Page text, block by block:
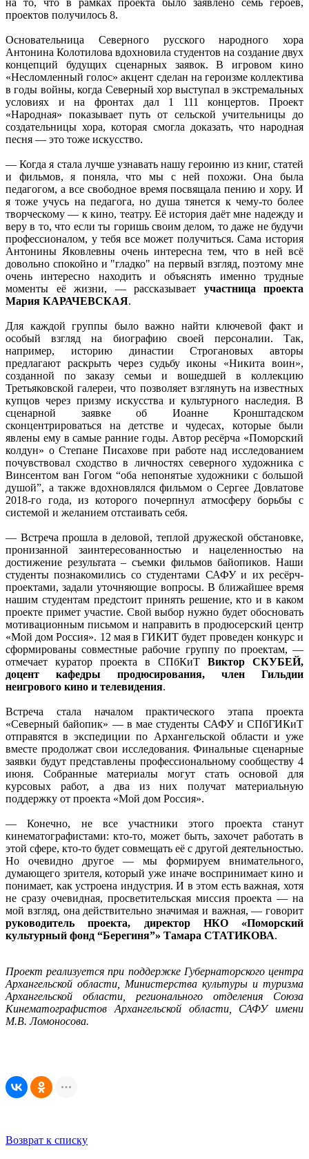
проектов получилось 8.
Основательница Северного русского народного хора
Антонина Колотилова вдохновила студентов на создание двух
концепций будущих сценарных заявок. В игровом кино
«Несломленный голос» акцент сделан на героизме коллектива
в годы войны, когда Северный хор выступал в экстремальных
условиях и на фронтах дал 1 111 концертов. Проект
«Народная» показывает путь от сельской учительницы до
создательницы хора, которая смогла доказать, что народная
песня — это тоже искусство.
— Когда я стала лучше узнавать нашу героиню из книг, статей
и фильмов, я поняла, что мы с ней похожи. Она была
педагогом, а все свободное время посвящала пению и хору. И
я тоже учусь на педагога, но душа тянется к чему-то более
творческому — к кино, театру. Её история даёт мне надежду и
веру в то, что если ты горишь своим делом, то даже не будучи
профессионалом, у тебя все может получиться. Сама история
Антонины Яковлевны очень интересна тем, что в ней всё
довольно спокойно и "гладко" на первый взгляд, поэтому мне
очень интересно находить и объяснять именно трудные
моменты её жизни, — рассказывает участница проекта
Мария КАРАЧЕВСКАЯ.
Для каждой группы было важно найти ключевой факт и
особый взгляд на биографию своей персоналии. Так,
например, историю династии Строгановых авторы
предлагают раскрыть через судьбу иконы «Никита воин»,
созданной по заказу семьи и вошедшей в коллекцию
Третьяковской галереи, что позволяет взглянуть на известных
купцов через призму искусства и культурного наследия. В
сценарной заявке об Иоанне Кронштадском
сконцентрироваться на детстве и чудесах, которые были
явлены ему в самые ранние годы. Автор ресёрча «Поморский
колдун» о Степане Писахове при работе над исследованием
почувствовал сходство в личностях северного художника с
Винсентом ван Гогом “оба непонятые художники с большой
душой”, а также вдохновлялся фильмом о Сергее Довлатове
2018-го года, из которого почерпнул атмосферу борьбы с
системой и желанием отстаивать себя.
— Встреча прошла в деловой, теплой дружеской обстановке,
пронизанной заинтересованностью и нацеленностью на
достижение результата – съемки фильмов байопиков. Наши
студенты познакомились со студентами САФУ и их ресёрч-
проектами, задали уточняющие вопросы. В ближайшее время
нашим студентам предстоит принять решение, кто и в каком
проекте примет участие. Свой выбор нужно будет обосновать
мотивационным письмом и направить в продюсерский центр
«Мой дом Россия». 12 мая в ГИКИТ будет проведен конкурс и
сформированы совместные рабочие группу по проектам, —
отмечает куратор проекта в СПбКиТ Виктор СКУБЕЙ,
доцент кафедры продюсирования, член Гильдии
неигрового кино и телевидения.
Встреча стала началом практического этапа проекта
«Северный байопик» — в мае студенты САФУ и СПбГИКиТ
отправятся в экспедиции по Архангельской области и уже
вместе продолжат свои исследования. Финальные сценарные
заявки будут представлены профессиональному сообществу 4
июня. Собранные материалы могут стать основой для
курсовых работ, а два из них получат материальную
поддержку от проекта «Мой дом Россия».
— Конечно, не все участники этого проекта станут
кинематографистами: кто-то, может быть, захочет работать в
этой сфере, кто-то будет совмещать её с другой деятельностью.
Но очевидно другое — мы формируем внимательного,
думающего зрителя, который уже иначе воспринимает кино и
понимает, как устроена индустрия. И в этом есть важная, хотя
не сразу очевидная, просветительская миссия проекта — на
мой взгляд, она действительно значимая и важная, — говорит
руководитель проекта, директор НКО «Поморский
культурный фонд “Берегиня”» Тамара СТАТИКОВА.
Проект реализуется при поддержке Губернаторского центра
Архангельской области, Министерства культуры и туризма
Архангельской области, регионального отделения Союза
Кинематографистов Архангельской области, САФУ имени
М.В. Ломоносова.
Возврат к списку